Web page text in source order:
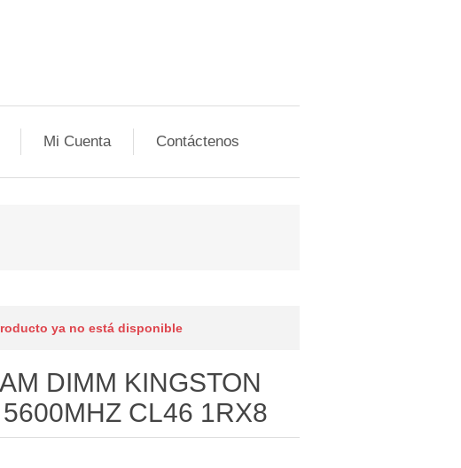
Mi Cuenta Contáctenos
ya no está disponible
DIMM KINGSTON
CL46 1RX8